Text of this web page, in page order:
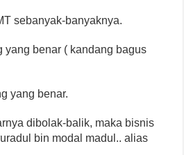
sebanyak-banyaknya.
yang benar ( kandang bagus
yang benar.
dibolak-balik, maka bisnis
bin modal madul.. alias